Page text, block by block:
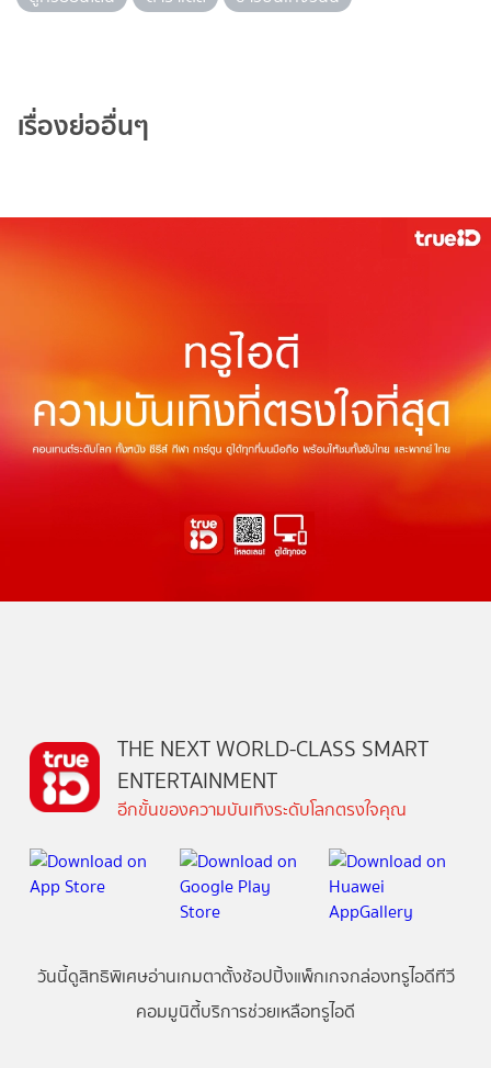
เรื่องย่ออื่นๆ
THE NEXT WORLD-CLASS SMART
ENTERTAINMENT
อีกขั้นของความบันเทิงระดับโลกตรงใจคุณ
วันนี้ดูสิทธิพิเศษอ่านเกมตาตั้งช้อปปิ้งแพ็กเกจกล่องทรูไอดีทีวี
คอมมูนิตี้บริการช่วยเหลือทรูไอดี